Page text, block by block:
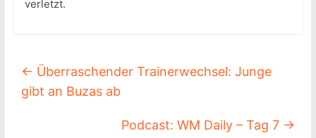
verletzt.
← Überraschender Trainerwechsel: Junge
gibt an Buzas ab
Podcast: WM Daily – Tag 7 →